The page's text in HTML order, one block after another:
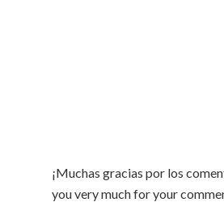
¡Muchas gracias por los
you very much for your